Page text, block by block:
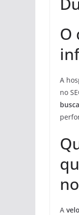
O
A
no
busca
A